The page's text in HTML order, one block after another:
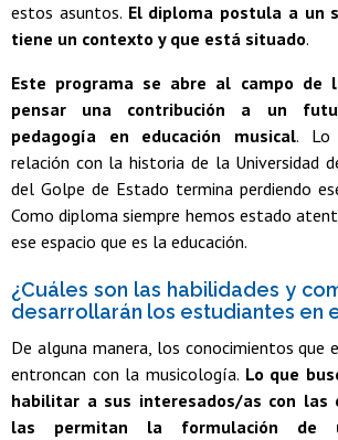
estos asuntos. El diploma postula a un
tiene un contexto y que está situado.
Este programa se abre al campo de
pensar una contribución a un
pedagogía en educación musical. Lo
relación con la historia de la Universidad
del Golpe de Estado termina perdiendo
Como diploma siempre hemos estado
ese espacio que es la educación.
¿Cuáles son las habilidades y
desarrollarán los estudiantes en
De alguna manera, los conocimientos que
entroncan con la musicología. Lo que
habilitar a sus interesados/as con las
las permitan la formulación de